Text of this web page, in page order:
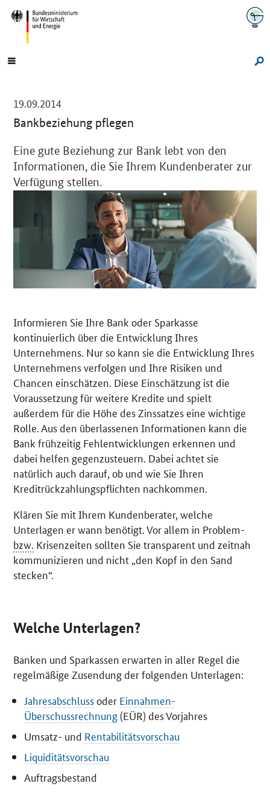
Navigation
Hauptmenü
19.09.2014
Bankbeziehung pflegen
Eine gute Beziehung zur Bank lebt von den
Informationen, die Sie Ihrem Kundenberater zur
Verfügung stellen.
Informieren Sie Ihre Bank oder Sparkasse
kontinuierlich über die Entwicklung Ihres
Unternehmens. Nur so kann sie die Entwicklung Ihres
Unternehmens verfolgen und Ihre Risiken und
Chancen einschätzen. Diese Einschätzung ist die
Voraussetzung für weitere Kredite und spielt
außerdem für die Höhe des Zinssatzes eine wichtige
Rolle. Aus den überlassenen Informationen kann die
Bank frühzeitig Fehlentwicklungen erkennen und
dabei helfen gegenzusteuern. Dabei achtet sie
natürlich auch darauf, ob und wie Sie Ihren
Kreditrückzahlungspflichten nachkommen.
Klären Sie mit Ihrem Kundenberater, welche
Unterlagen er wann benötigt. Vor allem in Problem-
bzw. Krisenzeiten sollten Sie transparent und zeitnah
kommunizieren und nicht „den Kopf in den Sand
stecken“.
Welche Unterlagen?
Banken und Sparkassen erwarten in aller Regel die
regelmäßige Zusendung der folgenden Unterlagen:
Jahresabschlussoder Einnahmen-
Überschussrechnung(EÜR) des Vorjahres
Umsatz- und Rentabilitätsvorschau
Liquiditätsvorschau
Auftragsbestand